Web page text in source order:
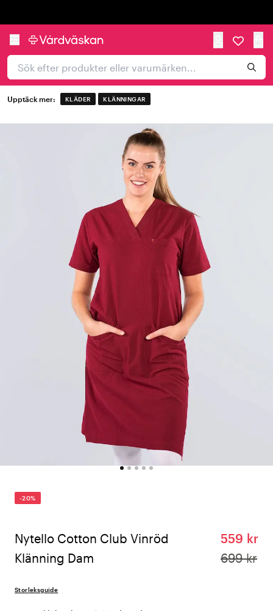
Upptäck mer: KLÄDER KLÄNNINGAR
-20%
Nytello Cotton Club Vinröd
Klänning Dam
559 kr
699 kr
Storleksguide